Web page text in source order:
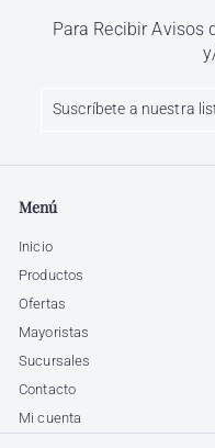
Para Recibir Avisos
Suscríbete
lista
correo
Suscribir
Menú
Inicio
Productos
Ofertas
Mayoristas
Sucursales
Contacto
Mi cuenta